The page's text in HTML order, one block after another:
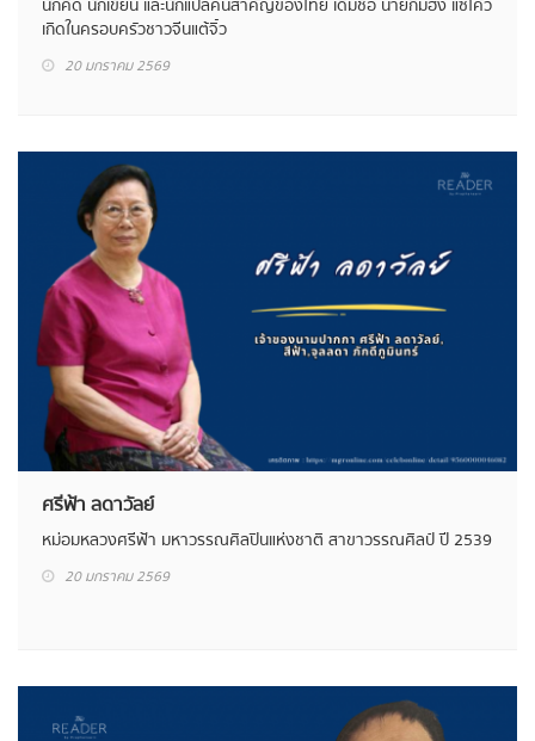
นักคิด นักเขียน และนักแปลคนสำคัญของไทย เดิมชื่อ นายกิมฮง แซ่โค้ว
เกิดในครอบครัวชาวจีนแต้จิ๋ว
20 มกราคม 2569
ศรีฟ้า ลดาวัลย์
หม่อมหลวงศรีฟ้า มหาวรรณศิลปินแห่งชาติ สาขาวรรณศิลป์ ปี 2539
20 มกราคม 2569